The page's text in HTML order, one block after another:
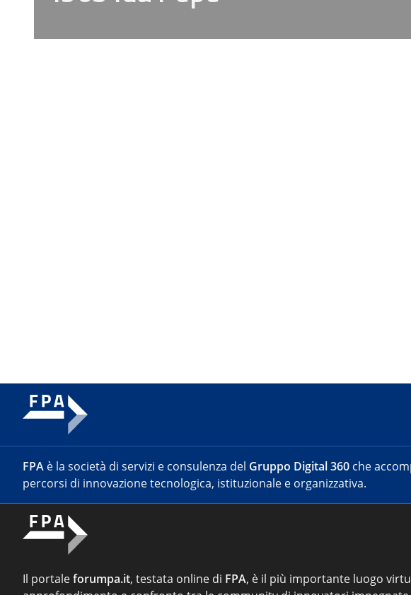
FPA è la società di servizi e consulenza del Gruppo Digital 360 che
percorsi di innovazione tecnologica, istituzionale e organizzativa.
Il portaleforumpa.it, testata online di FPA, è il più importante luogo